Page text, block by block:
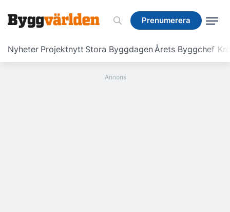
Prenumerera
Nyheter Projektnytt Stora ByggdagenÅrets Byggchef
Prenumerera